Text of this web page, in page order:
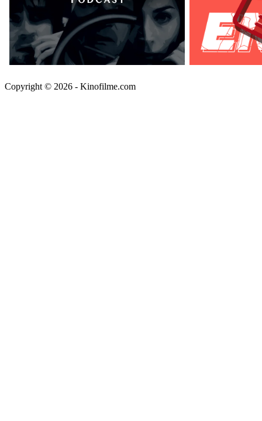
Copyright © 2026 - Kinofilme.com